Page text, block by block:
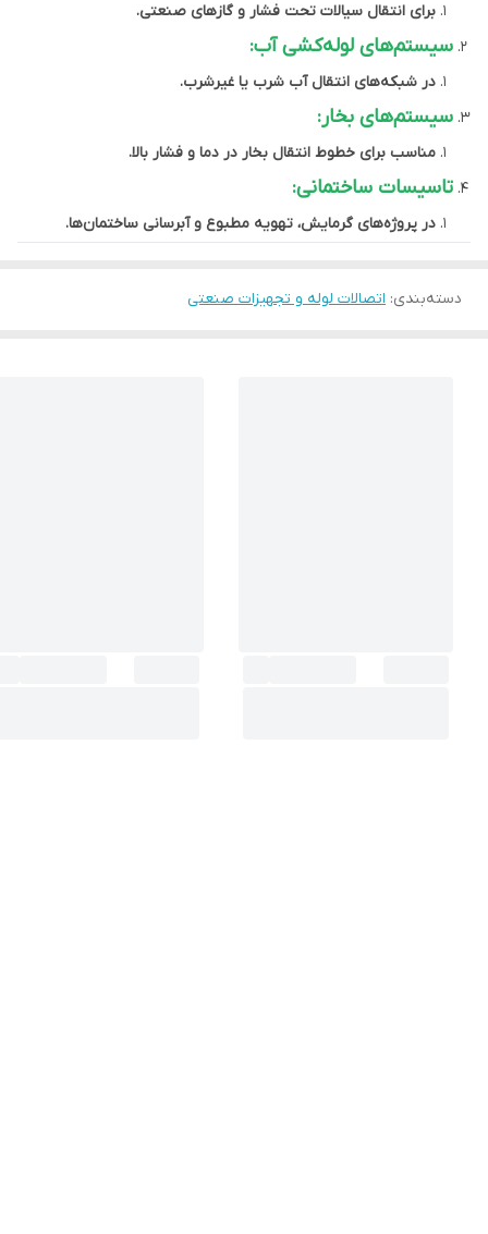
برای انتقال سیالات تحت فشار و گازهای صنعتی.
سیستم‌های لوله‌کشی آب:
در شبکه‌های انتقال آب شرب یا غیرشرب.
سیستم‌های بخار:
مناسب برای خطوط انتقال بخار در دما و فشار بالا.
تاسیسات ساختمانی:
در پروژه‌های گرمایش، تهویه مطبوع و آبرسانی ساختمان‌ها.
دسته‌بندی: اتصالات لوله و تجهیزات صنعتی